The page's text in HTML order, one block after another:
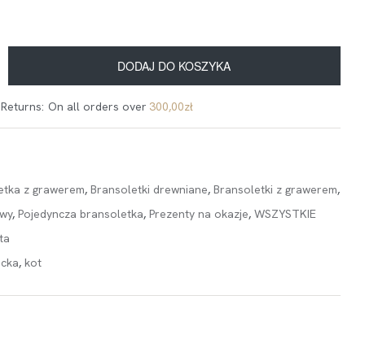
DODAJ DO KOSZYKA
On all orders over 300,00zł
z grawerem,Bransoletki drewniane,Bransoletki z grawerem,
,Pojedyncza bransoletka,Prezenty na okazje,WSZYSTKIE
,kot